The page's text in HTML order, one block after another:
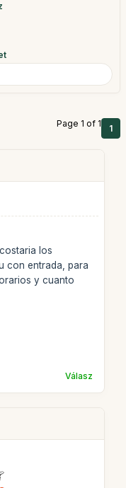
Page 1 of 1 1
los
con entrada, para
y cuanto
Válasz